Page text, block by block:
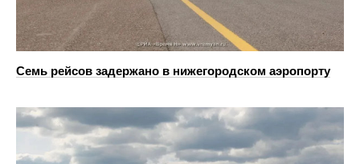
Семь рейсов задержано в нижегородском аэропорту